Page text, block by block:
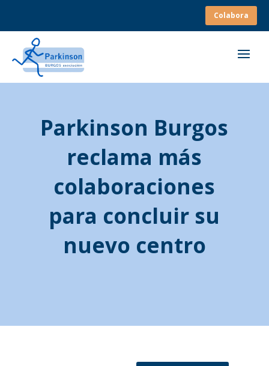
Colabora
Parkinson Burgos
reclama más
colaboraciones
para concluir su
nuevo centro